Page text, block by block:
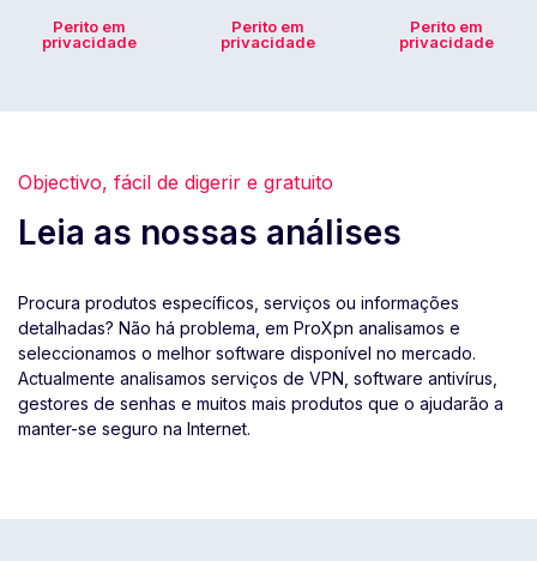
Perito em
privacidade
Perito em
privacidade
Perito em
privacidade
Objectivo, fácil de digerir e gratuito
Leia as nossas análises
Procura produtos específicos, serviços ou informações
detalhadas? Não há problema, em ProXpn analisamos e
seleccionamos o melhor software disponível no mercado.
Actualmente analisamos serviços de VPN, software antivírus,
gestores de senhas e muitos mais produtos que o ajudarão a
manter-se seguro na Internet.